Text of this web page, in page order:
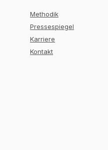
Methodik
Pressespiegel
Karriere
Kontakt